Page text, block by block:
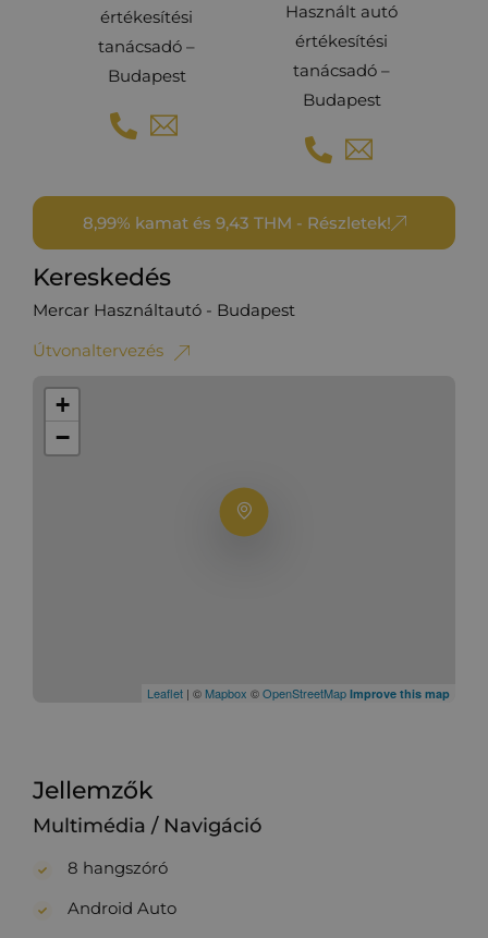
értékesítési
tanácsadó –
Budapest
Használt autó
értékesítési
tanácsadó –
Budapest
8,99% kamat és 9,43 THM - Részletek!
Kereskedés
Mercar Használtautó - Budapest
Útvonaltervezés
+
−
Leaflet | © Mapbox ©OpenStreetMap Improve this map
Multimédia / Navigáció
8 hangszóró
Android Auto
Jellemzők